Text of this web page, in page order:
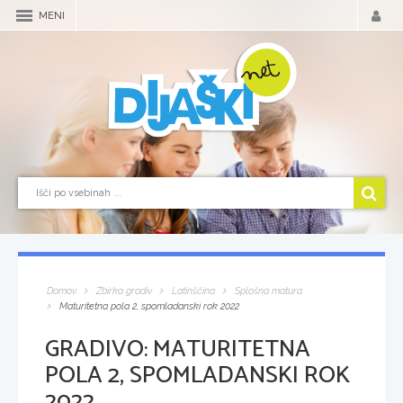
MENI
Domov Zbirka gradiv Latinščina
Splošna matura
Maturitetna pola 2, spomladanski rok 2022
GRADIVO:MATURITETNA
POLA 2, SPOMLADANSKI ROK